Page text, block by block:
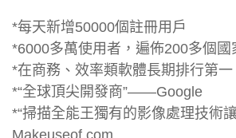
*每天新增50000個註冊用戶
*6000多萬使用者，遍佈200多個國
*在商務、效率類軟體長期排行第一
*“全球頂尖開發商”——Google
*“掃描全能王獨有的影像處理技術
Makeuseof.com